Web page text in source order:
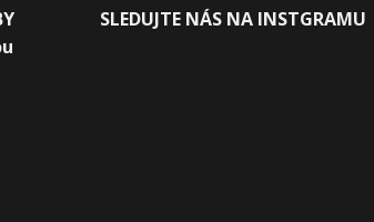
SLEDUJTE NÁS NA INSTGRAMU